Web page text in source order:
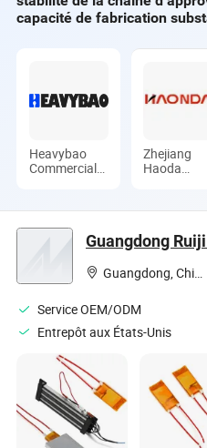
capacité de fabrication
Heavybao
Commercial
Zhejiang
Haoda
Co., Ltd.
Guangdong, China
Service OEM/ODM
Entrepôt aux États-Unis